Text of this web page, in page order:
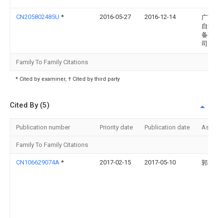
CN205802485U * 2016-05-27 2016-12-14
广西
自动
备有
司
Family To Family Citations
* Cited by examiner, † Cited by third party
Cited By (5)
Publication number Priority date Publication date
Family To Family Citations
CN106629074A * 2017-02-15 2017-05-10 郭永